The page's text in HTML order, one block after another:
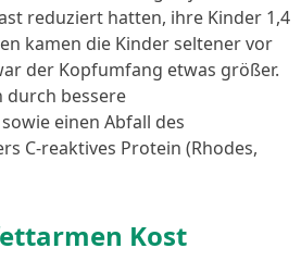
reduziert hatten, ihre Kinder 1,4
kamen die Kinder seltener vor
der Kopfumfang etwas größer.
bessere
einen Abfall des
C-reaktives Protein (Rhodes,
Kost